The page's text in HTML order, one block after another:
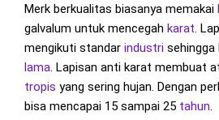
Merk berkualitas biasanya memakai
galvalum untuk mencegah karat.
mengikuti standar industri sehingga
lama. Lapisan anti karat membuat
tropis yang sering hujan. Dengan
bisa mencapai 15 sampai 25 tahun.